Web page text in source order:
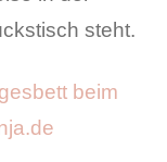
steht.